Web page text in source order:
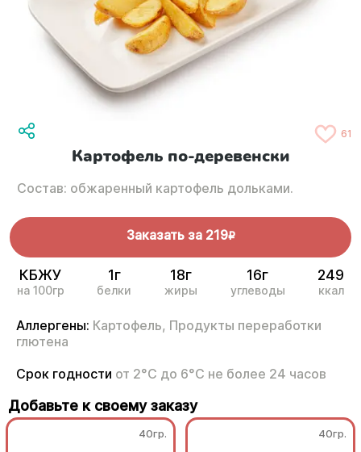
61
Картофель по-деревенски
Состав: обжаренный картофель дольками.
Заказать за 219R
КБЖУ
на 100гр
1г
белки
18г
жиры
16г
углеводы
249
ккал
Аллергены: Картофель, Продукты переработки
глютена
Срок годности от 2°С до 6°С не более 24 часов
Добавьте к своему заказу
40гр. 40гр.